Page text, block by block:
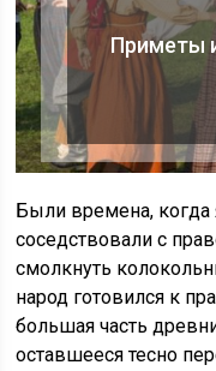
Приметы
Были времена, когда
соседствовали с
смолкнуть
народ готовился к
большая часть
оставшееся тесно